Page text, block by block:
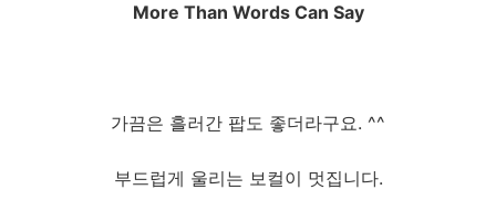
More Than Words Can Say
가끔은 흘러간 팝도 좋더라구요. ^^
부드럽게 울리는 보컬이 멋집니다.